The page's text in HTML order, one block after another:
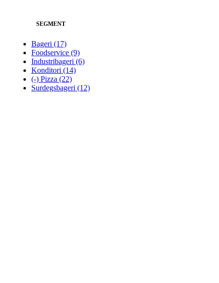
SEGMENT
Bageri (17)
Foodservice (9)
Industribageri (6)
Konditori (14)
(-) Pizza (22)
Surdegsbageri (12)